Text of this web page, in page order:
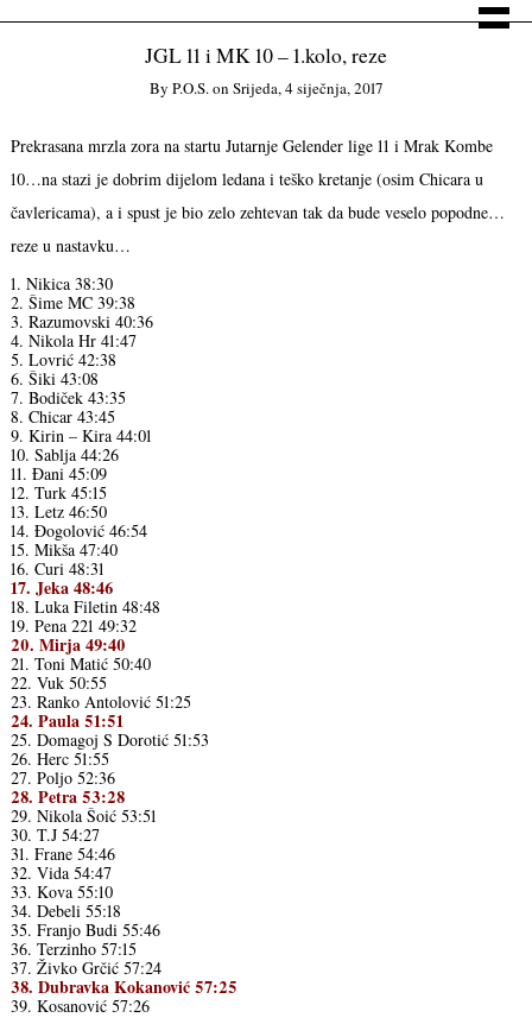
JGL 11 i MK 10 – 1.kolo, reze
By P.o.s.on Srijeda, 4 siječnja, 2017
Prekrasana mrzla zora na startu Jutarnje Gelender lige 11 i Mrak Kombe
10…na stazi je dobrim dijelom ledana i teško kretanje (osim Chicara u
čavlericama), a i spust je bio zelo zehtevan tak da bude veselo popodne…
reze u nastavku…
1. Nikica 38:30
2. Šime MC 39:38
3. Razumovski 40:36
4. Nikola Hr 41:47
5. Lovrić 42:38
6. Šiki 43:08
7. Bodiček 43:35
8. Chicar 43:45
9. Kirin – Kira 44:01
10. Sablja 44:26
11. Đani 45:09
12. Turk 45:15
13. Letz 46:50
14. Đogolović 46:54
15. Mikša 47:40
16. Curi 48:31
17. Jeka 48:46
18. Luka Filetin 48:48
19. Pena 221 49:32
20. Mirja 49:40
21. Toni Matić 50:40
22. Vuk 50:55
23. Ranko Antolović 51:25
24. Paula 51:51
25. Domagoj S Dorotić 51:53
26. Herc 51:55
27. Poljo 52:36
28. Petra 53:28
29. Nikola Šoić 53:51
30. T.J 54:27
31. Frane 54:46
32. Vida 54:47
33. Kova 55:10
34. Debeli 55:18
35. Franjo Budi 55:46
36. Terzinho 57:15
37. Živko Grčić 57:24
38. Dubravka Kokanović 57:25
39. Kosanović 57:26